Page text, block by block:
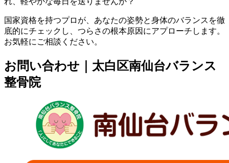
国家資格を持つプロが、あなたの姿勢と身体のバランスを徹
底的にチェックし、つらさの根本原因にアプローチします。
お気軽にご相談ください。
お問い合わせ｜太白区南仙台バランス
整骨院